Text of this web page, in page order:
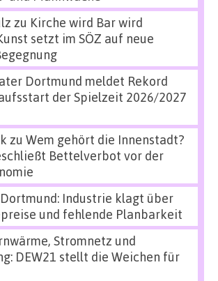
zu Kirche wird Bar wird
setzt im SÖZ auf neue
Dortmund meldet Rekord
der Spielzeit 2026/2027
zu Wem gehört die Innenstadt?
Bettelverbot vor der
Dortmund: Industrie klagt über
und fehlende Planbarkeit
Stromnetz und
DEW21 stellt die Weichen für